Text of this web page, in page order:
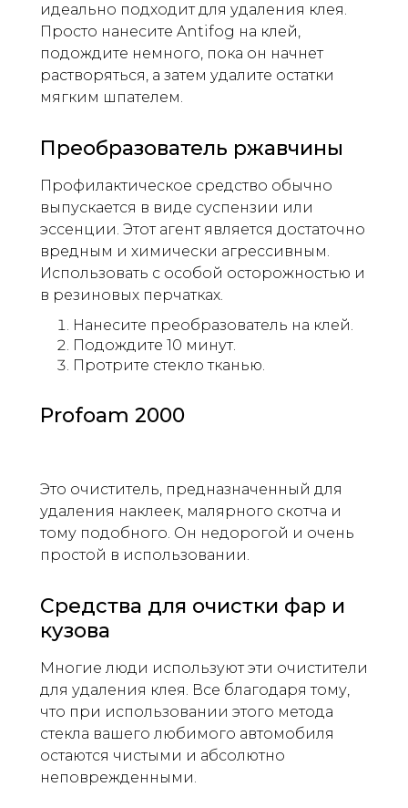
идеально подходит для удаления клея.
Просто нанесите Antifog на клей,
подождите немного, пока он начнет
растворяться, а затем удалите остатки
мягким шпателем.
Преобразователь ржавчины
Профилактическое средство обычно
выпускается в виде суспензии или
эссенции. Этот агент является достаточно
вредным и химически агрессивным.
Использовать с особой осторожностью и
в резиновых перчатках.
Нанесите преобразователь на клей.
Подождите 10 минут.
Протрите стекло тканью.
Profoam 2000
Это очиститель, предназначенный для
удаления наклеек, малярного скотча и
тому подобного. Он недорогой и очень
простой в использовании.
Средства для очистки фар и
кузова
Многие люди используют эти очистители
для удаления клея. Все благодаря тому,
что при использовании этого метода
стекла вашего любимого автомобиля
остаются чистыми и абсолютно
неповрежденными.